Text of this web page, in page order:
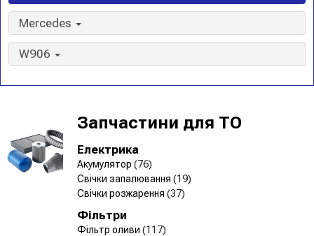
Mercedes
W906
Запчастини для ТО
Електрика
Акумулятор (76)
Свічки запалювання (19)
Свічки розжарення (37)
Фільтри
Фільтр оливи (117)